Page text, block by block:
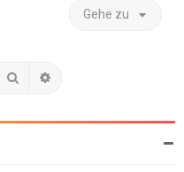
Gehe zu
Suche